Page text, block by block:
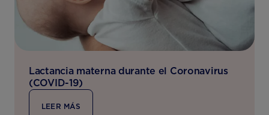
Lactancia materna durante el Coronavirus
(COVID-19)
LEER MÁS